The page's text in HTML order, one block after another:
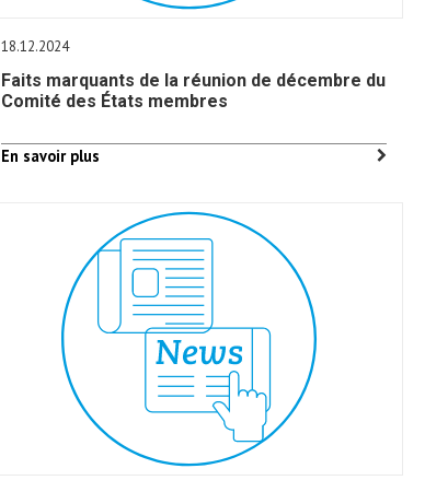
18.12.2024
Faits marquants de la réunion de décembre du
Comité des États membres
En savoir plus